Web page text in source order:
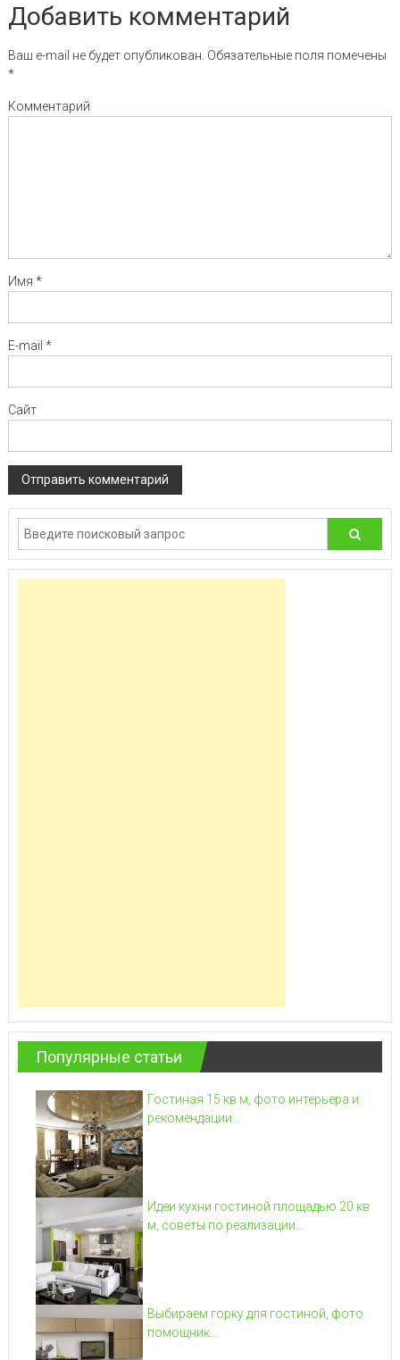
Добавить комментарий
Ваш e-mail не будет опубликован. Обязательные поля помечены
*
Комментарий
Имя *
E-mail *
Сайт
Популярные статьи
Гостиная 15 кв м, фото интерьера и
рекомендации...
Идеи кухни гостиной площадью 20 кв
м, советы по реализации...
Выбираем горку для гостиной, фото
помощник...